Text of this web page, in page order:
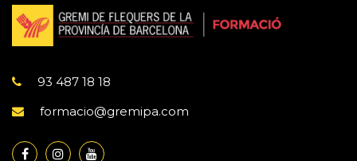
93 487 18 18
formacio@gremipa.com